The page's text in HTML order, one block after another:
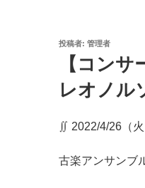
投
投稿者: 管理者
【コン
レオノル
∬ 2022/4/26（
古楽アンサンブ